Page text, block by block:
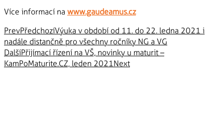
Více informací na www.gaudeamus.cz
PrevPředchozíVýuka v období od 11. do 22. ledna 2021 i
nadále distančně pro všechny ročníky NG a VG
DalšíPřijímací řízení na VŠ, novinky u maturit –
KamPoMaturite.CZ, leden 2021Next